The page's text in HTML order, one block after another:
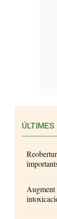
Augment